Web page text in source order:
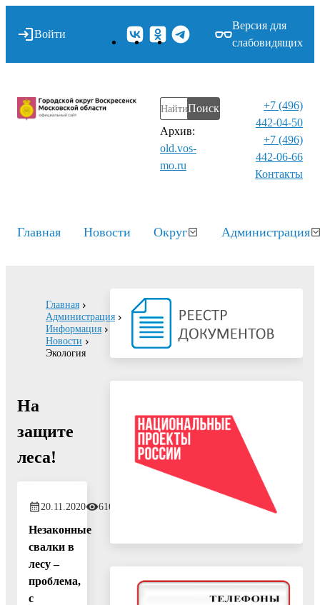
Войти
Версия для
слабовидящих
Поиск
Архив:
old.vos-
mo.ru
+7 (496)
442-04-50
+7 (496)
442-06-66
Контакты⁠
Главная Новости Округ Администрация
Главная
Администрация
Информация
Новости
Экология
На
защите
леса!
20.11.2020 616
Незаконные
свалки в
лесу –
проблема,
с